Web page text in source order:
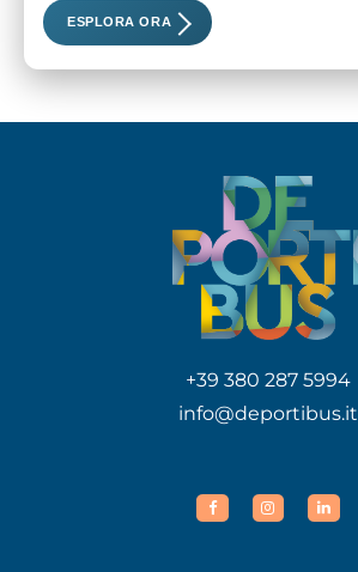
ESPLORA ORA
+39 380 287 5994
info@deportibus.it